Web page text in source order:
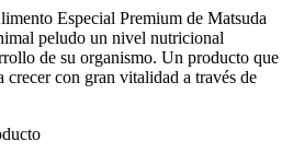
Especial Premium de Matsuda
peludo un nivel nutricional
de su organismo. Un producto que
crecer con gran vitalidad a través de